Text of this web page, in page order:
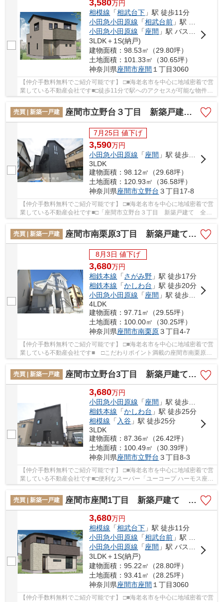
3,580万円
相模線 「相武台下 」駅 徒歩11分
小田急小田原線 「相武台前 」駅 バス8分 「 座間」 停歩5分
小田急小田原線 「座間 」駅 バス11分 「座間中宿」 停歩4分
3LDK＋1S(納戸)
建物面積：98.53㎡（29.80坪）
土地面積：101.33㎡（30.65坪）
神奈川県座間市座間 １丁目3060
【仲介手数料無料でご紹介可能です】 □■海老名市を中心に地域密着で営
業している不動産会社です■□徒歩11分で駅へのアクセスが可能な物件で
す。コチラの物件は、新築の戸建て物件で設備...
売買 | 新築一戸建
座間市立野台３丁目 新築戸建て 全１棟【仲介手数料無料】
7月25日 値下げ
3,590万円
小田急小田原線 「座間 」駅 徒歩20分
3LDK
建物面積：98.12㎡（29.68坪）
土地面積：120.93㎡（36.58坪）
神奈川県座間市立野台 ３丁目17-8
【仲介手数料無料でご紹介可能です】 □■海老名市を中心に地域密着で営
業している不動産会社です■□「座間市立野台３丁目 新築戸建て 全１
棟【仲介手数料無料】」のここがイチオシ。ロ...
売買 | 新築一戸建
座間市南栗原3丁目 新築戸建て 全2棟【仲介手数料無料】
8月3日 値下げ
3,680万円
相鉄本線 「さがみ野 」駅 徒歩17分
相鉄本線 「かしわ台 」駅 徒歩20分
小田急小田原線 「座間 」駅 徒歩29分
4LDK
建物面積：97.71㎡（29.55坪）
土地面積：100.00㎡（30.25坪）
神奈川県座間市南栗原３丁目4-7
【仲介手数料無料でご紹介可能です】 □■海老名市を中心に地域密着で営
業している不動産会社です■ □こだわりポイント満載の座間市南栗原3
売買 | 新築一戸建
座間市立野台3丁目 新築戸建て 全１棟【仲介手数料無料】
3,680万円
小田急小田原線 「座間 」駅 徒歩15分
相鉄本線 「かしわ台 」駅 徒歩25分
相模線 「 入谷 」駅 徒歩25分
3LDK
建物面積：87.36㎡（26.42坪）
土地面積：100.49㎡（30.39坪）
神奈川県座間市立野台 ３丁目8-3
【仲介手数料無料でご紹介可能です】 □■海老名市を中心に地域密着で営
業している不動産会社です■□便利なスーパー「ユーコープ ハーモス座
売買 | 新築一戸建
座間市座間1丁目 新築戸建て 全4棟 【仲介手数料無料】
3,680万円
相模線 「相武台下 」駅 徒歩11分
小田急小田原線 「相武台前 」駅 バス8分 「 座間」 停歩5分
小田急小田原線 「座間 」駅 バス11分 「座間中宿」 停歩4分
3LDK＋1S(納戸)
建物面積：95.22㎡（28.80坪）
土地面積：93.41㎡（28.25坪）
神奈川県座間市座間 １丁目3060
【仲介手数料無料でご紹介可能です】 □■海老名市を中心に地域密着で営